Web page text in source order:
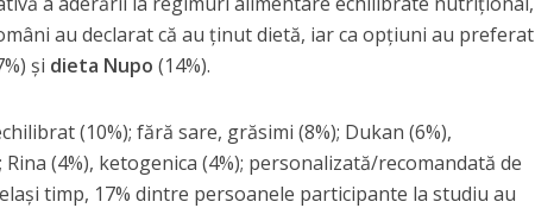
au declarat că au ținut dietă, iar ca opțiuni au preferat
și dieta Nupo (14%).
(10%); fără sare, grăsimi (8%); Dukan (6%),
(4%), ketogenica (4%); personalizată/recomandată de
timp, 17% dintre persoanele participante la studiu au